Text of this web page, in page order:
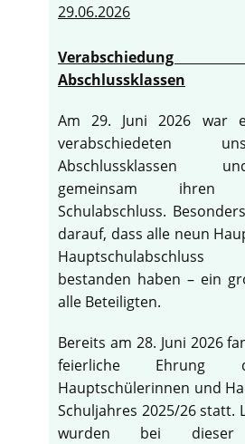
29.06.2026
Abschlussklassen
Am 29. Juni 2026 war
verabschiedeten
Abschlussklassen
gemeinsam ihren
Schulabschluss.
darauf, dass alle neun
bestanden haben – ein
alle Beteiligten.
Bereits am 28. Juni 2026
feierliche Ehrung
Hauptschülerinnen und
Schuljahres 2025/26 statt.
wurden bei dieser